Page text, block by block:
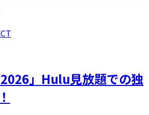
2026」Hulu見放題での独